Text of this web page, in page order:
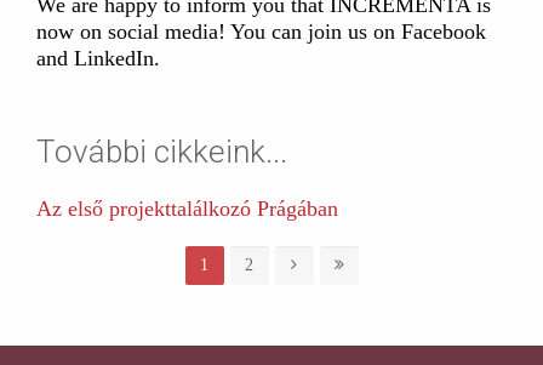
We are happy to inform you that INCREMENTA is
now on social media! You can join us on Facebook
and LinkedIn.
További cikkeink...
Az első projekttalálkozó Prágában
1 2